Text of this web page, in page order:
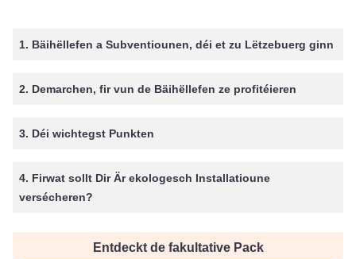
1. Bäihëllefen a Subventiounen, déi et zu Lëtzebuerg ginn
2. Demarchen, fir vun de Bäihëllefen ze profitéieren
3. Déi wichtegst Punkten
4. Firwat sollt Dir Är ekologesch Installatioune
versécheren?
Entdeckt de fakultative Pack